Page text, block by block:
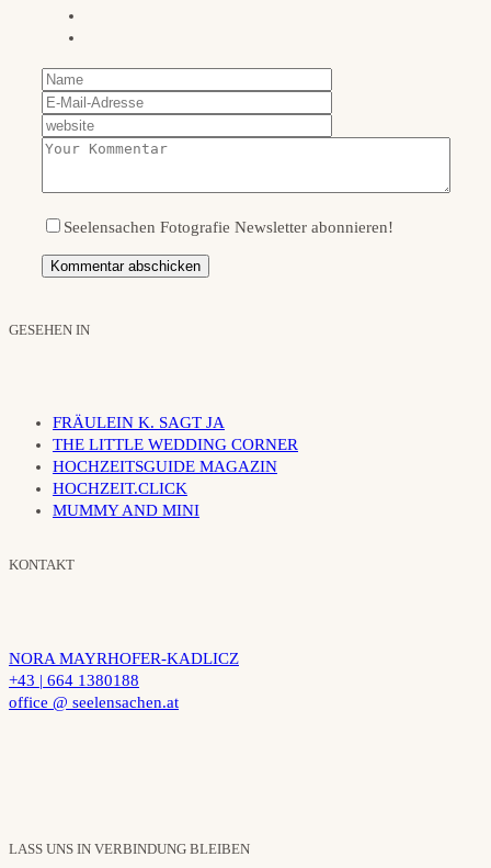
Seelensachen Fotografie Newsletter abonnieren!
GESEHEN IN
FRÄULEIN K. SAGT JA
THE LITTLE WEDDING CORNER
HOCHZEITSGUIDE MAGAZIN
HOCHZEIT.CLICK
MUMMY AND MINI
KONTAKT
NORA MAYRHOFER-KADLICZ
+43 | 664 1380188
office @ seelensachen.at
LASS UNS IN VERBINDUNG BLEIBEN